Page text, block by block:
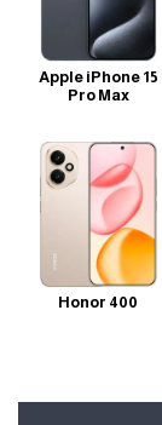
Apple iPhone 15
Pro Max
Honor 400